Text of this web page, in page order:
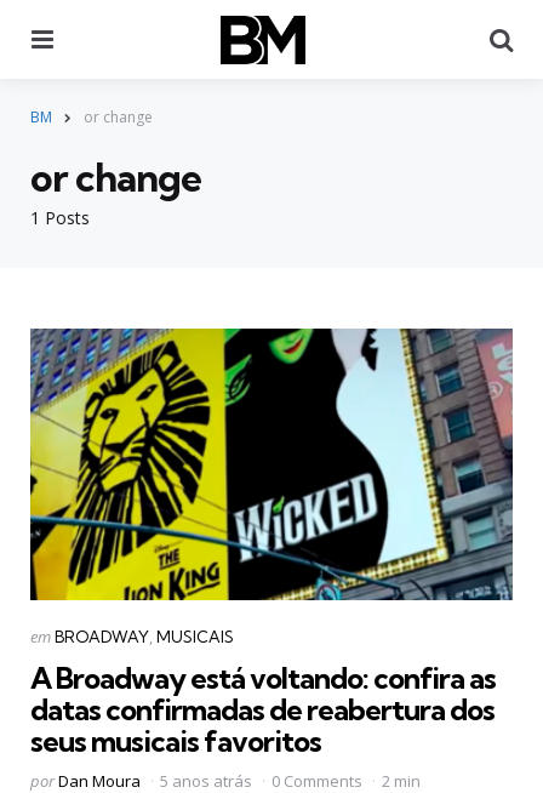
BM or change
1 Posts
or change
Categorias
Postado
emBROADWAY MUSICAIS
A Broadway está voltando: confira as
datas confirmadas de reabertura dos
seus musicais favoritos
Postado
porDan Moura 5 anos atrás 0 Comments 2 min